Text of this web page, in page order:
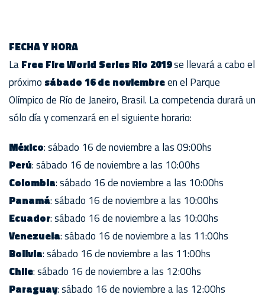
FECHA Y HORA
LaFree Fire World Series Rio 2019se llevará a cabo el
próximo sábado 16 de noviembreen el Parque
Olímpico de Río de Janeiro, Brasil. La competencia durará un
sólo día y comenzará en el siguiente horario:
México: sábado 16 de noviembre a las 09:00hs
Perú: sábado 16 de noviembre a las 10:00hs
Colombia: sábado 16 de noviembre a las 10:00hs
Panamá: sábado 16 de noviembre a las 10:00hs
Ecuador: sábado 16 de noviembre a las 10:00hs
Venezuela: sábado 16 de noviembre a las 11:00hs
Bolivia: sábado 16 de noviembre a las 11:00hs
Chile: sábado 16 de noviembre a las 12:00hs
Paraguay: sábado 16 de noviembre a las 12:00hs